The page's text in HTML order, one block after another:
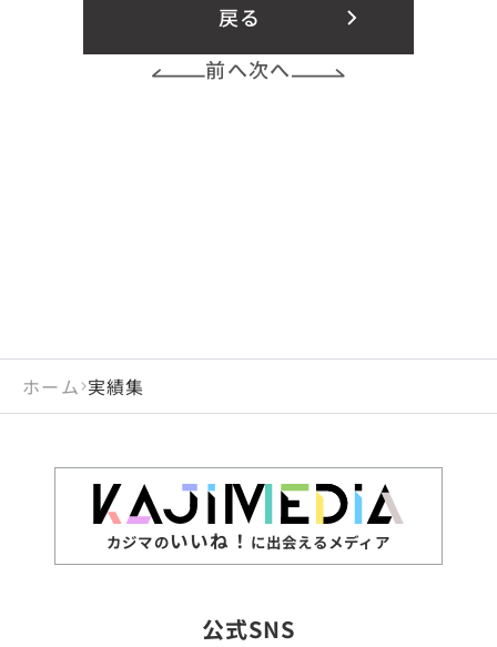
戻る
前へ次へ
ホーム 実績集
カジマのいいね！ に出会えるメディア
公式SNS